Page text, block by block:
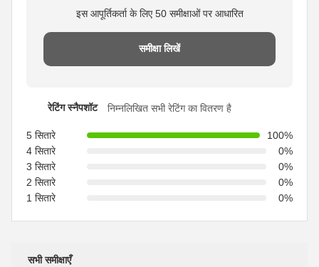
इस आपूर्तिकर्ता के लिए 50 समीक्षाओं पर आधारित
समीक्षा लिखें
रेटिंग स्नैपशॉट निम्नलिखित सभी रेटिंग का वितरण है
5 सितारे
100%
4 सितारे
0%
3 सितारे
0%
2 सितारे
0%
1 सितारे
0%
सभी समीक्षाएँ